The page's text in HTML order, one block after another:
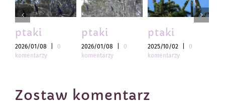
ptaki
2026/01/08
0
komentarzy
ptaki
2026/01/08
0
komentarzy
ptaki
2025/10/02
0
komentarzy
Zostaw komentarz